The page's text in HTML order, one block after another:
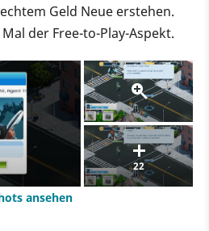
Geld Neue erstehen.
der Free-to-Play-Aspekt.
22
ansehen